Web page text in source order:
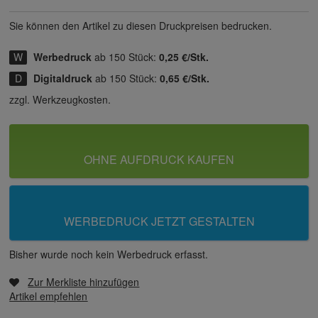
Sie können den Artikel zu diesen Druck­preisen bedrucken.
Werbedruck ab 150 Stück:0,25 €/Stk.
Digitaldruck ab 150 Stück:0,65 €/Stk.
zzgl. Werkzeugkosten.
OHNE AUFDRUCK KAUFEN
WERBEDRUCK JETZT GESTALTEN
Bisher wurde noch kein Werbedruck erfasst.
Zur Merkliste hinzufügen
Artikel empfehlen